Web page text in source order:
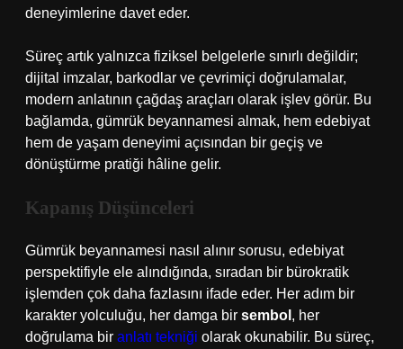
deneyimlerine davet eder.
Süreç artık yalnızca fiziksel belgelerle sınırlı değildir;
dijital imzalar, barkodlar ve çevrimiçi doğrulamalar,
modern anlatının çağdaş araçları olarak işlev görür. Bu
bağlamda, gümrük beyannamesi almak, hem edebiyat
hem de yaşam deneyimi açısından bir geçiş ve
dönüştürme pratiği hâline gelir.
Kapanış Düşünceleri
Gümrük beyannamesi nasıl alınır sorusu, edebiyat
perspektifiyle ele alındığında, sıradan bir bürokratik
işlemden çok daha fazlasını ifade eder. Her adım bir
karakter yolculuğu, her damga bir sembol , her
doğrulama bir anlatı tekniği olarak okunabilir. Bu süreç,